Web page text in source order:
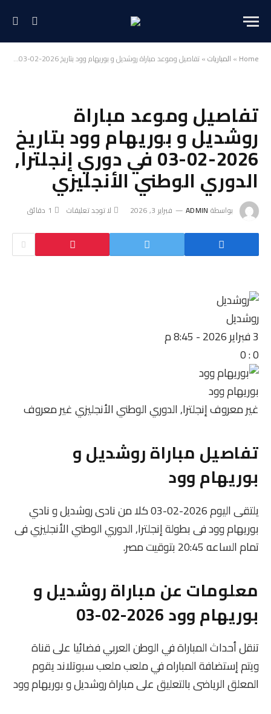
Home
» المباريات»تفاصيل وموعد مباراة روشديل و بوريهام وود بتاريخ 2026-02-03 في دوري إنجلترا, الدوري الوطني الأنجليزي
تفاصيل وموعد مباراة
روشديل و بوريهام وود بتاريخ
2026-02-03 في دوري إنجلترا,
الدوري الوطني الأنجليزي
بواسطة ADMIN فبراير 3, 2026 لا توجد تعليقات 1 دقائق
روشديل
3 فبراير 2026
- 8:45 م
0
:
0
بوريهام وود
غير معروفإنجلترا, الدوري الوطني الأنجليزيغير معروف
تفاصيل مباراة روشديل و
بوريهام وود
يلتقى اليوم 2026-02-03 كلا من نادى روشديل و نادي
بوريهام وود فى بطولة إنجلترا, الدوري الوطني الأنجليزي فى
تمام الساعه 20:45 بتوقيت مصر.
معلومات عن مباراة روشديل و
بوريهام وود 2026-02-03
تنقل أحداث المباراة في الوطن العربي فضائيا على قناة
ويتم إستضافة المباراه في ملعب ملعب سبوتلاند يقوم
المعلق الرياضى بالتعليق على مباراة روشديل و بوريهام وود